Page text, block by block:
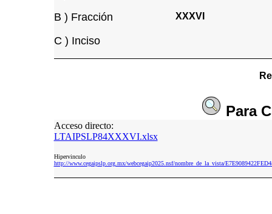
B ) Fracción XXXVI
C ) Inciso
Para
Acceso directo:
LTAIPSLP84XXXVI.xlsx
Hipervinculo
http://www.cegaipslp.org.mx/webcegaip2025.nsf/nombre_de_la_vista/